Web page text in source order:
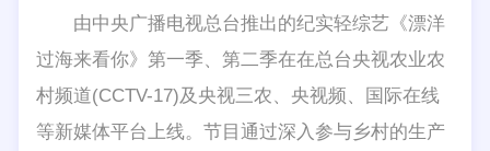
由中央广播电视总台推出的纪实轻综艺《漂洋
过海来看你》第一季、第二季在在总台央视农业农
村频道(CCTV-17)及央视三农、央视频、国际在线
等新媒体平台上线。节目通过深入参与乡村的生产